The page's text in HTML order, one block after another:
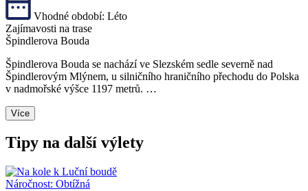
Vhodné období: Léto
Zajímavosti na trase
Špindlerova Bouda
Špindlerova Bouda se nachází ve Slezském sedle severně nad
Špindlerovým Mlýnem, u silničního hraničního přechodu do Polska
v nadmořské výšce 1197 metrů. …
Více
Tipy na další výlety
Náročnost: Obtížná